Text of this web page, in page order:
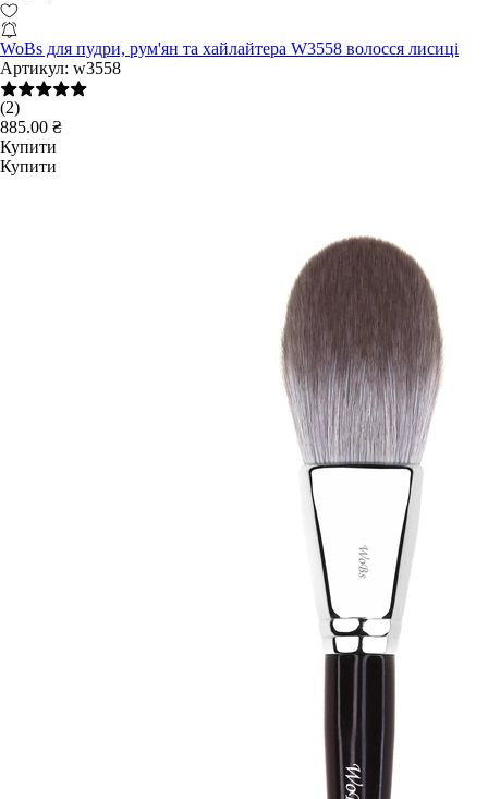
WoBs для пудри, рум'ян та хайлайтера W3558 волосся лисиці
Артикул: w3558
(2)
885.00 ₴
Купити
Купити